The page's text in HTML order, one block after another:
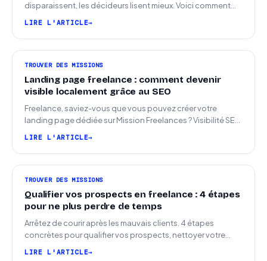
disparaissent, les décideurs lisent mieux. Voici comment
LIRE L'ARTICLE
TROUVER DES MISSIONS
Landing page freelance : comment devenir
visible localement grâce au SEO
Freelance, saviez-vous que vous pouvez créer votre
landing page dédiée sur Mission Freelances ? Visibilité SEO
LIRE L'ARTICLE
TROUVER DES MISSIONS
Qualifier vos prospects en freelance : 4 étapes
pour ne plus perdre de temps
Arrêtez de courir après les mauvais clients. 4 étapes
concrètes pour qualifier vos prospects, nettoyer votre
LIRE L'ARTICLE